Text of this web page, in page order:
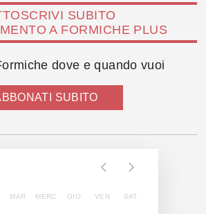
SUBITO
A FORMICHE PLUS
dove e quando vuoi
SUBITO
MAR MERC GIO VEN SAT